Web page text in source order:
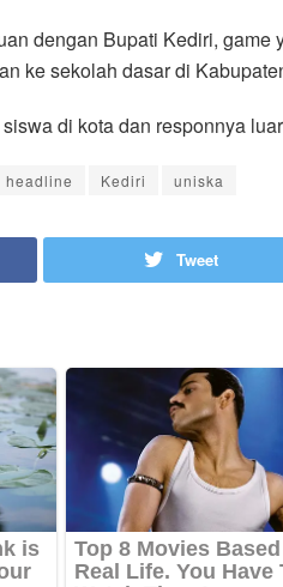
dengan Bupati Kediri,
ke sekolah dasar di
di kota dan responnya
headline Kediri uniska
Tweet